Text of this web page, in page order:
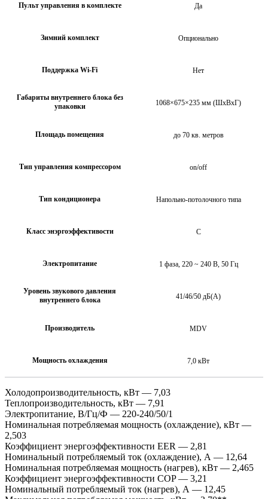
Пульт управления в комплекте Да
Зимний комплект Опционально
Поддержка Wi-Fi Нет
Габариты внутреннего блока без
упаковки
1068×675×235 мм (ШхВхГ)
Площадь помещения до 70 кв. метров
Тип управления компрессором on/off
Тип кондиционера Напольно-потолочного типа
Класс энэргоэффективости С
Электропитание 1 фаза, 220 ~ 240 В, 50 Гц
Уровень звукового давления
внутреннего блока
41/46/50 дБ(А)
Производитель MDV
Мощность охлаждения 7,0 кВт
Холодопроизводительность, кВт — 7,03
Теплопроизводительность, кВт — 7,91
Электропитание, В/Гц/Ф — 220-240/50/1
Номинальная потребляемая мощность (охлаждение), кВт —
2,503
Коэффициент энергоэффективности EER — 2,81
Номинальный потребляемый ток (охлаждение), А — 12,64
Номинальная потребляемая мощность (нагрев), кВт — 2,465
Коэффициент энергоэффективности COP — 3,21
Номинальный потребляемый ток (нагрев), А — 12,45